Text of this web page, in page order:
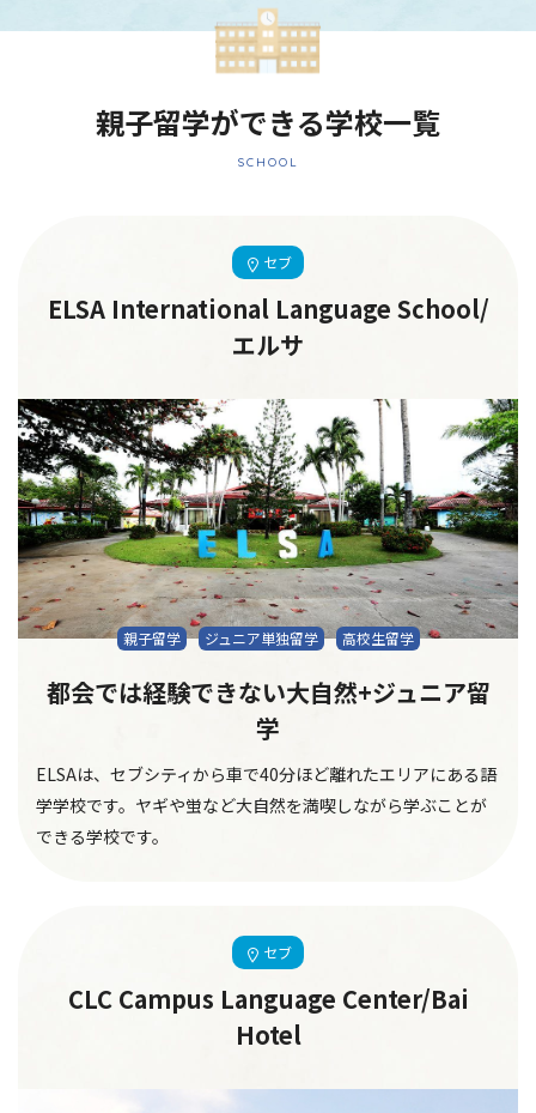
親子留学ができる学校一覧
SCHOOL
セブ
ELSA International Language School/
エルサ
親子留学 ジュニア単独留学 高校生留学
都会では経験できない大自然+ジュニア留
学
ELSAは、セブシティから車で40分ほど離れたエリアにある語
学学校です。ヤギや蛍など大自然を満喫しながら学ぶことが
できる学校です。
セブ
CLC Campus Language Center/Bai
Hotel